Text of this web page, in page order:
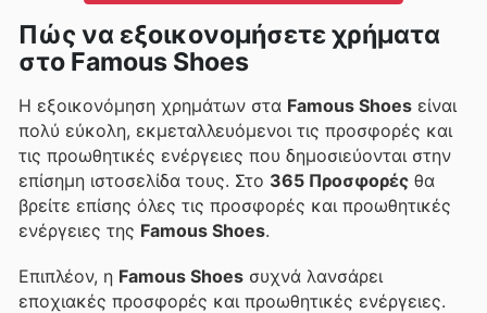
Πώς να εξοικονομήσετε χρήματα
στο Famous Shoes
Η εξοικονόμηση χρημάτων στα Famous Shoes είναι
πολύ εύκολη, εκμεταλλευόμενοι τις προσφορές και
τις προωθητικές ενέργειες που δημοσιεύονται στην
επίσημη ιστοσελίδα τους. Στο 365 Προσφορές θα
βρείτε επίσης όλες τις προσφορές και προωθητικές
ενέργειες της Famous Shoes.
Επιπλέον, η Famous Shoes συχνά λανσάρει
εποχιακές προσφορές και προωθητικές ενέργειες.